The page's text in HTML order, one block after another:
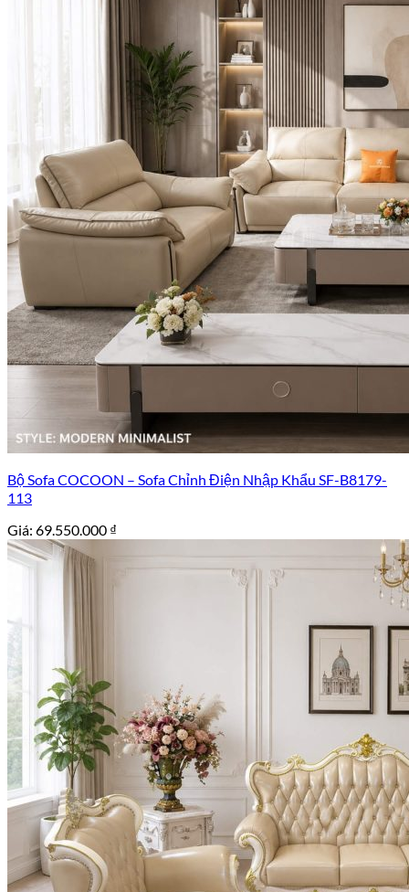
Bộ Sofa COCOON – Sofa Chỉnh Điện Nhập Khẩu SF-B8179-
113
Giá: 69.550.000 ₫